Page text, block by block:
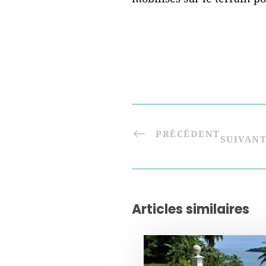
PRÉCÉDENTSUIVANT
Articles similaires